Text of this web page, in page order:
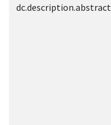
dc.description.abstract